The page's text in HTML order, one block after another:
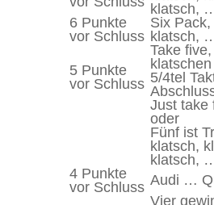
klatsch,
6 Punkte
vor Schluss
Six
klatsch,
5 Punkte
vor Schluss
Take five,
5/4tel
Just take
oder
Fünf ist
klatsch,
klatsch,
4 Punkte
vor Schluss Audi …
Vier